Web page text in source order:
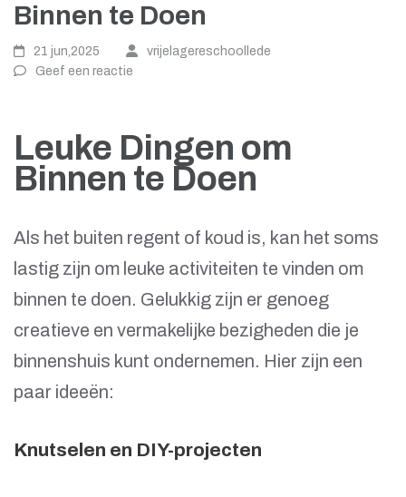
Binnen te Doen
21 jun,2025
vrijelagereschoollede
Geef een reactie
Leuke Dingen om
Binnen te Doen
Als het buiten regent of koud is, kan het soms
lastig zijn om leuke activiteiten te vinden om
binnen te doen. Gelukkig zijn er genoeg
creatieve en vermakelijke bezigheden die je
binnenshuis kunt ondernemen. Hier zijn een
paar ideeën:
Knutselen en DIY-projecten